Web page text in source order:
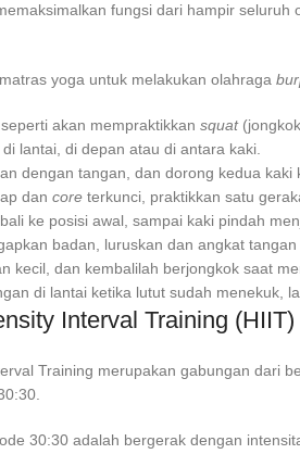
fungsi dari hampir seluruh
yoga untuk melakukan olahraga
akan mempraktikkan squat
lantai, di depan atau di antara kaki.
dengan tangan, dan dorong kedua
dan core terkunci, praktikkan satu
ke posisi awal, sampai kaki pindah
badan, luruskan dan angkat tangan
kecil, dan kembalilah berjongkok saat
di lantai ketika lutut sudah menekuk,
Interval Training (HIIT)
Training merupakan gabungan dari
30:30 adalah bergerak dengan